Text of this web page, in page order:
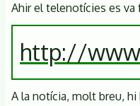
Ahir el telenotícies es va
http://
A la notícia, molt breu, hi